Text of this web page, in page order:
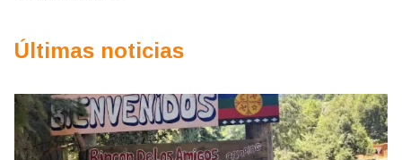
Últimas noticias